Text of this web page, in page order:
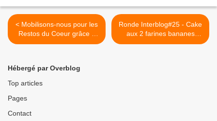
< Mobilisons-nous pour les
Restos du Coeur grâce à
nos blogs
Ronde Interblog#25 - Cake
aux 2 farines bananes
chocolat râpé >
Hébergé par Overblog
Top articles
Pages
Contact